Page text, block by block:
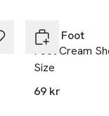
Baby Foot
Foot Cream
Size
69 kr